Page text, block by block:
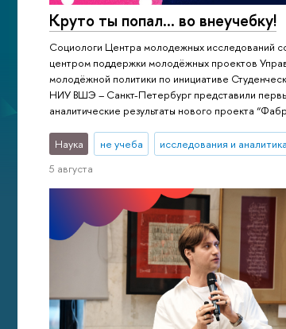
Круто ты попал... во внеучебку!
Социологи Центра молодежных исследований
центром поддержки молодёжных проектов
молодёжной политики по инициативе
НИУ ВШЭ – Санкт-Петербург представили
аналитические результаты нового проекта
Наука не учеба
исследования и аналитика
5 августа